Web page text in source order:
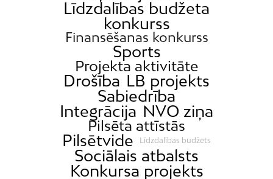
Līdzdalības budžeta
konkurss
Finansēšanas konkurss
Sports
Projekta aktivitāte
Drošība LB projekts
Sabiedrība
Integrācija NVO ziņa
Pilsēta attīstās
Pilsētvide Līdzdalības budžets
Sociālais atbalsts
Konkursa projekts